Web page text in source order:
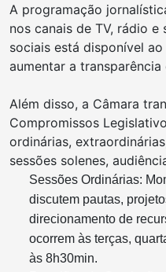
A programação
nos canais de TV, rádio e
sociais está disponível
aumentar a
Além disso, a Câmara
Compromissos
ordinárias,
sessões solenes,
Sessões Ordinárias:
discutem pautas,
direcionamento de
ocorrem às terças,
às 8h30min.